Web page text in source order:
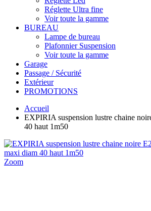
Réglette Ultra fine
Voir toute la gamme
BUREAU
Lampe de bureau
Plafonnier Suspension
Voir toute la gamme
Garage
Passage / Sécurité
Extérieur
PROMOTIONS
Accueil
EXPIRIA suspension lustre chaine
40 haut 1m50
Zoom